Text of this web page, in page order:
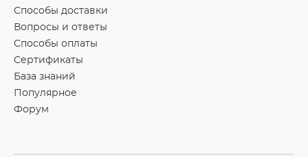
Способы доставки
Вопросы и ответы
Способы оплаты
Сертификаты
База знаний
Популярное
Форум